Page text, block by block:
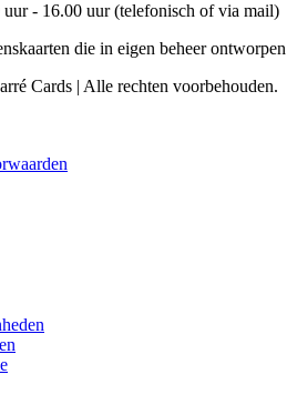
- 16.00 uur (telefonisch of via mail)
die in eigen beheer
Cards | Alle rechten voorbehouden.